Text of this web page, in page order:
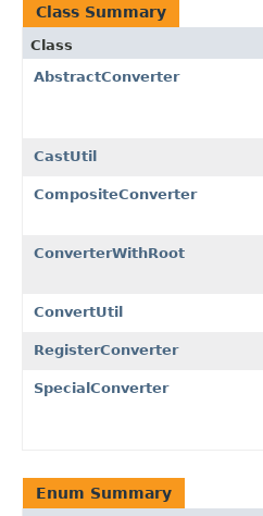
Class Summary
Class
AbstractConverter
CastUtil
CompositeConverter
ConverterWithRoot
ConvertUtil
RegisterConverter
SpecialConverter
Enum Summary